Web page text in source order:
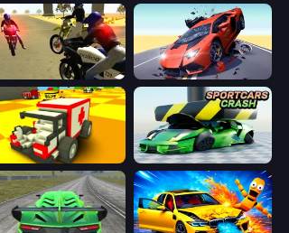
3D Moto Simulator 2 Hyper Cars Ramp Crash
Sportcars Crash